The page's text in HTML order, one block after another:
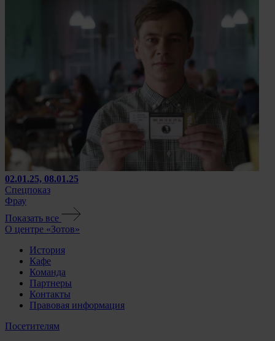
02.01.25, 08.01.25
Спецпоказ
Фрау
Показать все
О центре «Зотов»
История
Кафе
Команда
Партнеры
Контакты
Правовая информация
Посетителям